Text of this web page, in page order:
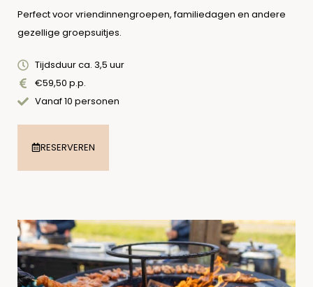
Perfect voor vriendinnengroepen, familiedagen en andere
gezellige groepsuitjes.
Tijdsduur ca. 3,5 uur
€59,50 p.p.
Vanaf 10 personen
RESERVEREN